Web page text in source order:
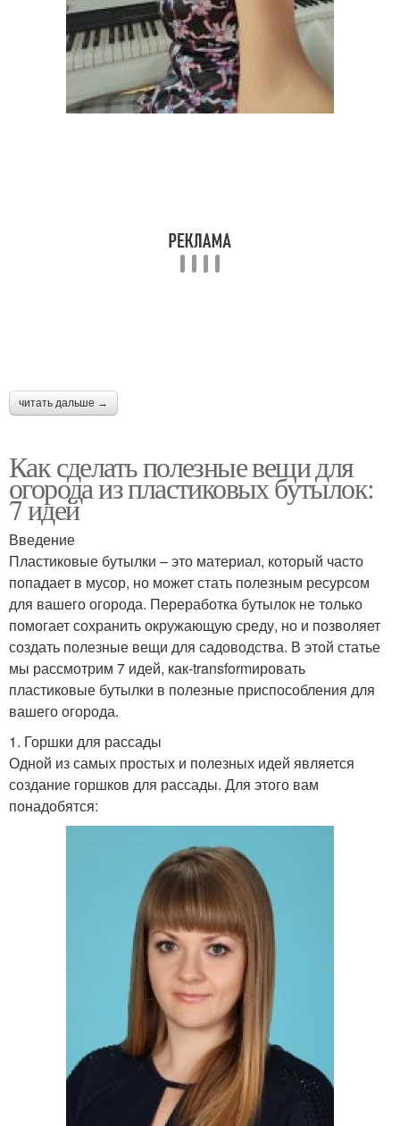
Удобное хранение
Бутылка в
оригинальный подарок
Фонарики из бутылок
Бутылки из-под молока
Поделки из молочных
бутылок
Молочные бутылки
Поделки из бутылок
Светильник из
пластиковых бутылок
Поделки из
пластиковой бутылки
Бутылки на даче
Идеи для хранения
Распылитель из
выращивания
Грядки из пластиковых
бутылок
пластиковых бутылок
Кашпо из пластиковых
бутылок
Бутылки для защиты Бутылки в украшения
читать дальше →
Как сделать полезные вещи для
огорода из пластиковых бутылок:
7 идей
Введение
Пластиковые бутылки – это материал, который часто
попадает в мусор, но может стать полезным ресурсом
для вашего огорода. Переработка бутылок не только
помогает сохранить окружающую среду, но и позволяет
создать полезные вещи для садоводства. В этой статье
мы рассмотрим 7 идей, как-transformировать
пластиковые бутылки в полезные приспособления для
вашего огорода.
1. Горшки для рассады
Одной из самых простых и полезных идей является
создание горшков для рассады. Для этого вам
понадобятся: